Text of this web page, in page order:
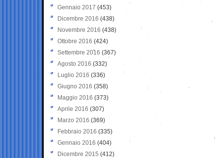
Gennaio 2017 (453)
Dicembre 2016 (438)
Novembre 2016 (438)
Ottobre 2016 (424)
Settembre 2016 (367)
Agosto 2016 (332)
Luglio 2016 (336)
Giugno 2016 (358)
Maggio 2016 (373)
Aprile 2016 (307)
Marzo 2016 (369)
Febbraio 2016 (335)
Gennaio 2016 (404)
Dicembre 2015 (412)